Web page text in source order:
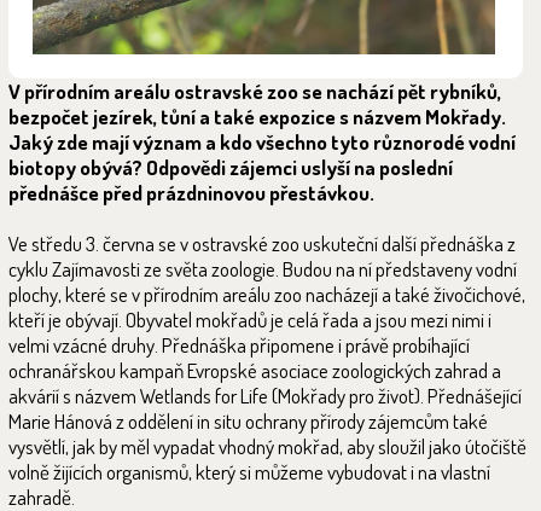
V přírodním areálu ostravské zoo se nachází pět rybníků,
bezpočet jezírek, tůní a také expozice s názvem Mokřady.
Jaký zde mají význam a kdo všechno tyto různorodé vodní
biotopy obývá? Odpovědi zájemci uslyší na poslední
přednášce před prázdninovou přestávkou.
Ve středu 3. června se v ostravské zoo uskuteční další přednáška z
cyklu Zajímavosti ze světa zoologie. Budou na ní představeny vodní
plochy, které se v přírodním areálu zoo nacházejí a také živočichové,
kteří je obývají. Obyvatel mokřadů je celá řada a jsou mezi nimi i
velmi vzácné druhy. Přednáška připomene i právě probíhající
ochranářskou kampaň Evropské asociace zoologických zahrad a
akvárií s názvem Wetlands for Life (Mokřady pro život). Přednášející
Marie Hánová z oddělení in situ ochrany přírody zájemcům také
vysvětlí, jak by měl vypadat vhodný mokřad, aby sloužil jako útočiště
volně žijících organismů, který si můžeme vybudovat i na vlastní
zahradě.